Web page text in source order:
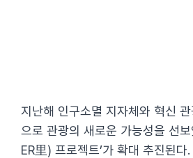
지난해 인구소멸 지자체와 혁신
으로 관광의 새로운 가능성을 선
ER里) 프로젝트’가 확대 추진된다